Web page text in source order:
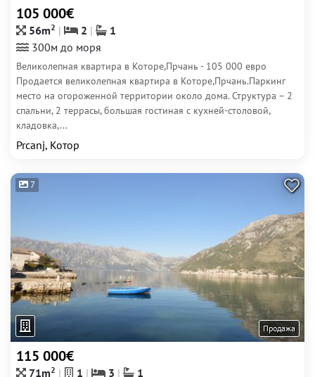
105 000€
56m2 2
1
300м до моря
Великолепная квартира в Которе,Прчань - 105 000 евро
Продается великолепная квартира в Которе,Прчань.Паркинг
место на огороженной территории около дома. Структура – 2
спальни, 2 террасы, большая гостиная с кухней-столовой,
кладовка,...
Prcanj, Котор
7
Продажа
115 000€
71m2 1 3 1